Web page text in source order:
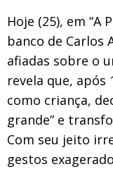
Hoje (25), em “A
banco de Carlos
afiadas sobre o
revela que, após
como criança,
grande” e
Com seu jeito
gestos